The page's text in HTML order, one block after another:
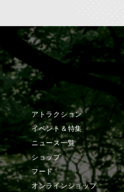
アトラクション
イベント＆特集
ニュース一覧
ショップ
フード
オンラインショップ